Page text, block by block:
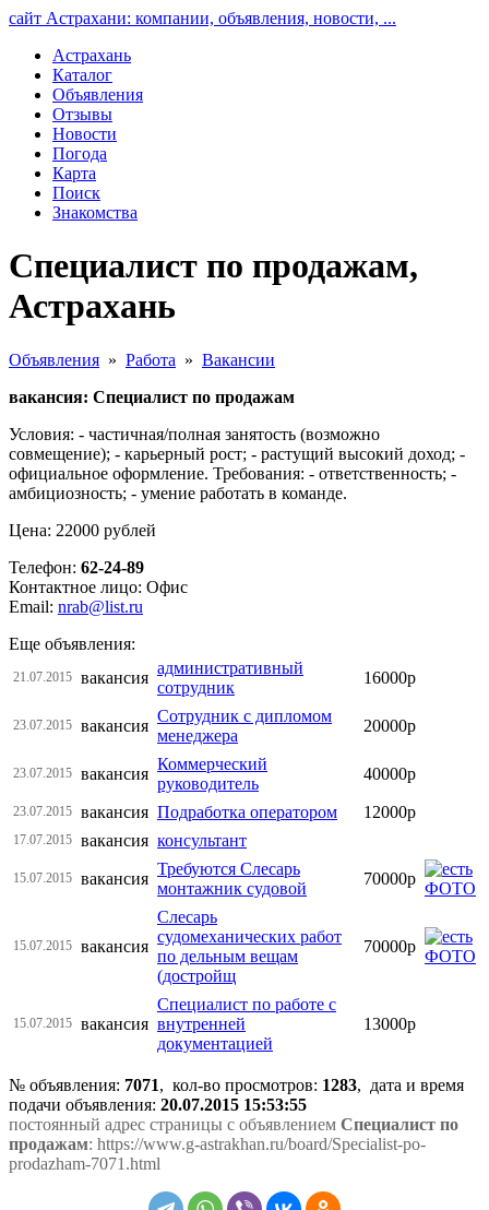
сайт Астрахани: компании, объявления, новости, ...
Астрахань
Каталог
Объявления
Отзывы
Новости
Погода
Карта
Поиск
Знакомства
Специалист по продажам,
Астрахань
Объявления » Работа » Вакансии
вакансия: Специалист по продажам
Условия: - частичная/полная занятость (возможно
совмещение); - карьерный рост; - растущий высокий доход; -
официальное оформление. Требования: - ответственность; -
амбициозность; - умение работать в команде.
Цена: 22000 рублей
Телефон: 62-24-89
Контактное лицо: Офис
Email: nrab@list.ru
Еще объявления:
21.07.2015 вакансия
административный
сотрудник
16000р
23.07.2015 вакансия
Сотрудник с дипломом
менеджера
20000р
23.07.2015 вакансия
Коммерческий
руководитель
40000р
23.07.2015 вакансия Подработка оператором 12000р
17.07.2015 вакансия консультант
15.07.2015 вакансия
Требуются Слесарь
монтажник судовой
70000р
15.07.2015 вакансия
Слесарь
судомеханических работ
по дельным вещам
(достройщ
70000р
15.07.2015 вакансия
Специалист по работе с
внутренней
документацией
13000р
№ объявления: 7071, кол-во просмотров: 1283, дата и время
подачи объявления: 20.07.2015 15:53:55
постоянный адрес страницы с объявлением Специалист по
продажам: https://www.g-astrakhan.ru/board/Specialist-po-
prodazham-7071.html